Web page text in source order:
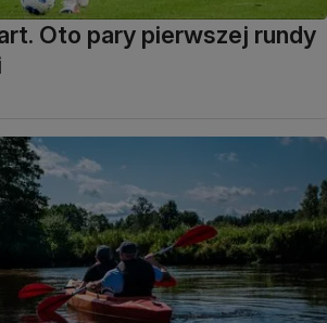
Oto pary pierwszej rundy